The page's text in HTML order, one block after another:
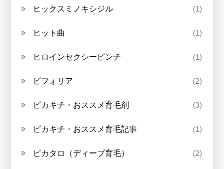
ヒックスミノキシジル (1)
ヒット曲 (1)
ヒロインセクシーピンチ (1)
ビフォリア (2)
ピカキチ・おススメ育毛剤 (3)
ピカキチ・おススメ育毛記事 (1)
ピカタロ（ディープ育毛） (2)